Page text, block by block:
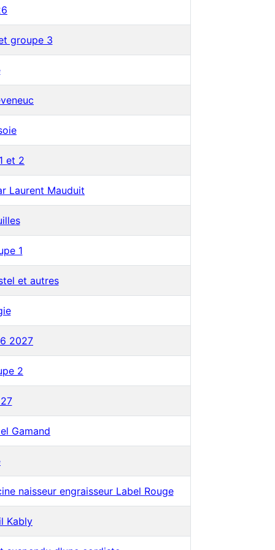
groupe 3
et 2
Laurent Mauduit
1
et autres
2027
2
Gamand
naisseur engraisseur Label Rouge
Kably